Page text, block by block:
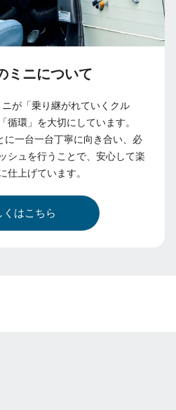
ミニについて
が「乗り継がれていくクル
循環」を大切にしています。
に一台一台丁寧に向き合い、必
シュを行うことで、安心して楽
仕上げています。
くはこちら